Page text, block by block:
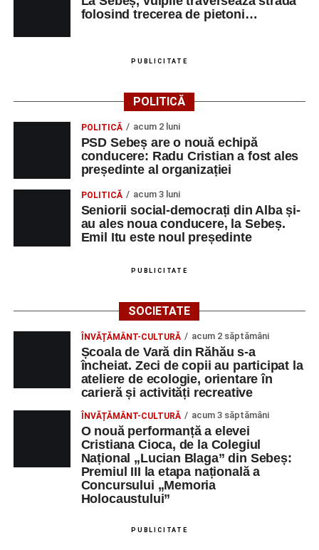
folosind trecerea de pietoni…
PUBLICITATE
POLITICĂ
POLITICĂ acum 2 luni
PSD Sebeș are o nouă echipă
conducere: Radu Cristian a fost ales
președinte al organizației
POLITICĂ acum 3 luni
Seniorii social-democrați din Alba și-
au ales noua conducere, la Sebeș.
Emil Itu este noul președinte
PUBLICITATE
SOCIETATE
ÎNVĂȚĂMÂNT-CULTURĂ acum 2 săptămâni
Școala de Vară din Răhău s-a
încheiat. Zeci de copii au participat la
ateliere de ecologie, orientare în
carieră și activități recreative
ÎNVĂȚĂMÂNT-CULTURĂ acum 3 săptămâni
O nouă performanță a elevei
Cristiana Cioca, de la Colegiul
Național „Lucian Blaga” din Sebeș:
Premiul III la etapa națională a
Concursului „Memoria
Holocaustului”
PUBLICITATE